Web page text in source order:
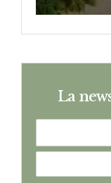
La